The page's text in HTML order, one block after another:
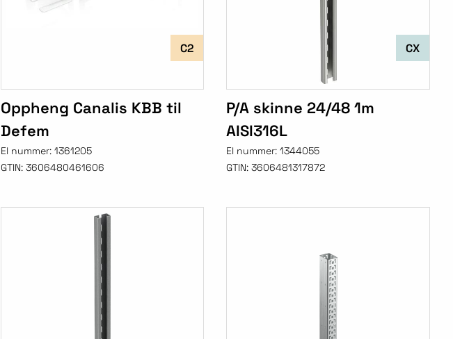
C2
Oppheng Canalis KBB til
Defem
El nummer: 1361205
GTIN: 3606480461606
CX
P/A skinne 24/48 1m
AISI316L
El nummer:1344055
GTIN: 3606481317872